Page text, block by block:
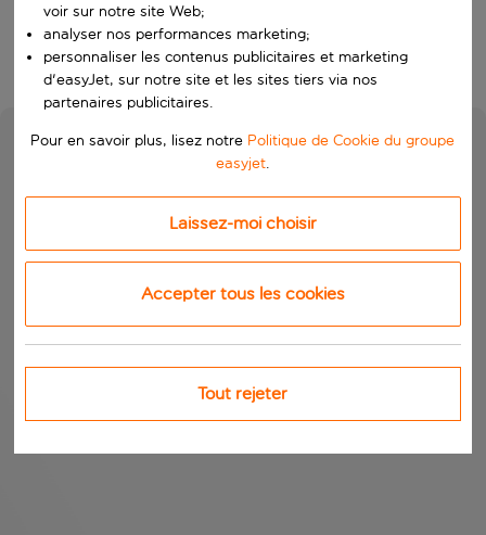
Rechercher
voir sur notre site Web;
analyser nos performances marketing;
personnaliser les contenus publicitaires et marketing
d'easyJet, sur notre site et les sites tiers via nos
partenaires publicitaires.
Pour en savoir plus, lisez notre Politique de Cookie du groupe
easyjet.
Laissez-moi choisir
Accepter tous les cookies
Tout rejeter